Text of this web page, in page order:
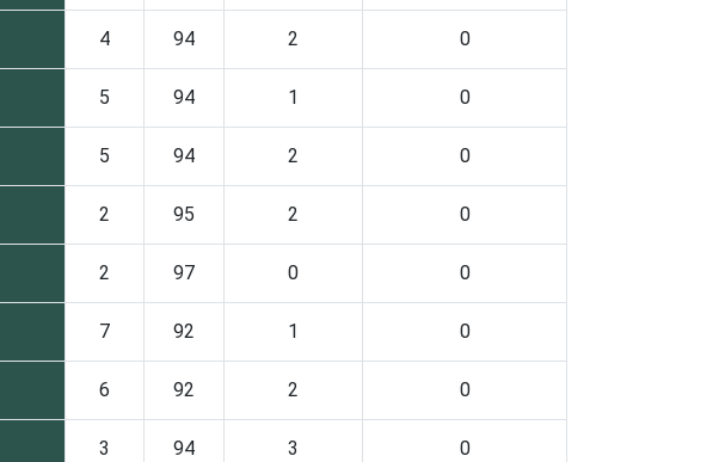
4 94 2 0
5 94 1 0
5 94 2 0
2 95 2 0
2 97 0 0
7 92 1 0
6 92 2 0
3 94 3 0